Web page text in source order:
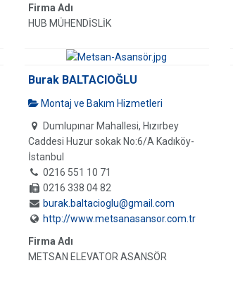
Firma Adı
HUB MÜHENDİSLİK
Burak BALTACIOĞLU
Montaj ve Bakım Hizmetleri
Dumlupınar Mahallesi, Hızırbey
Caddesi Huzur sokak No:6/A Kadıköy-
İstanbul
0216 551 10 71
0216 338 04 82
burak.baltacioglu@gmail.com
http://www.metsanasansor.com.tr
Firma Adı
METSAN ELEVATOR ASANSÖR